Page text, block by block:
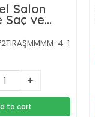
Salon
Saç ve
Makinesi
4-1
to cart